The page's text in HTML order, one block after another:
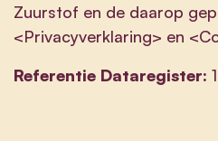
Zuurstof en de daarop
<Privacyverklaring> en
Referentie Dataregister: